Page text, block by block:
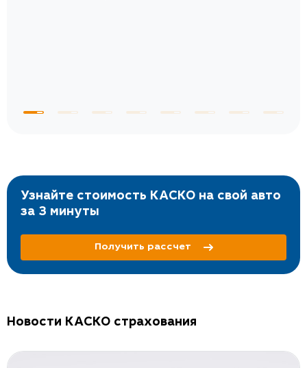
Узнайте стоимость КАСКО на свой авто
за 3 минуты
Получить рассчет
Новости КАСКО страхования